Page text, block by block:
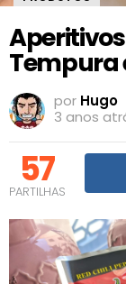
Tempura
por Hugo
3 anos
57
PARTILHAS